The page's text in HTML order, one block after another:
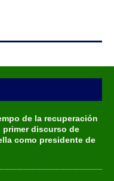
de la recuperación
primer discurso de
como presidente de